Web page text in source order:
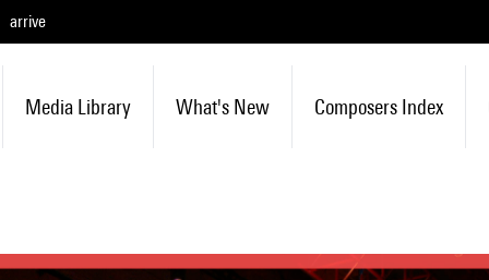
arrive
Media Library What's New Composers Index